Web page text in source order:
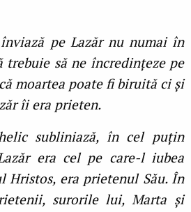
pe Lazăr nu numai în
să ne încredințeze pe
moartea poate fi biruită ci și
îi era prieten.
subliniază, în cel puțin
era cel pe care-l iubea
Hristos, era prietenul Său. În
surorile lui, Marta și